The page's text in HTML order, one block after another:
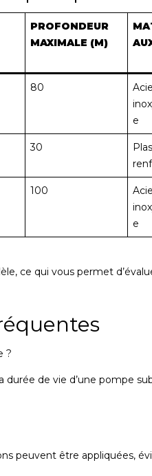
PROFONDEUR
MAXIMALE (M)
80
e
30
100
e
ce qui vous permet
?
de vie d’une pompe
peuvent être appliquées,